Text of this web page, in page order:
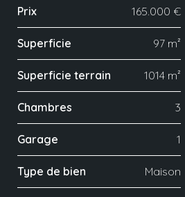
Prix 165.000 €
Superficie 97 m²
Superficie terrain 1014 m²
Chambres 3
Garage 1
Type de bien Maison